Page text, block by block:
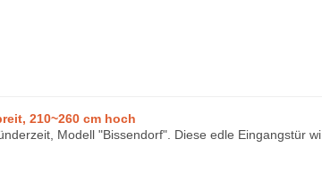
210~260 cm hoch
Modell "Bissendorf". Diese edle Eingangstür wi..